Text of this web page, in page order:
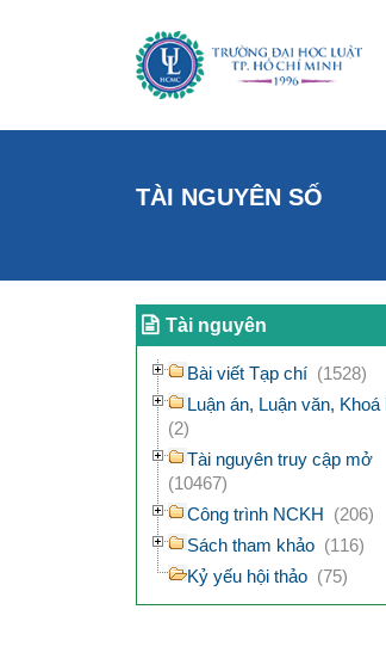
TÀI NGUYÊN SỐ
Tài nguyên
Bài viết Tạp chí (1528)
Luận án, Luận văn, Khoá
(2)
Tài nguyên truy cập mở
(10467)
Công trình NCKH (206)
Sách tham khảo (116)
Kỷ yếu hội thảo (75)